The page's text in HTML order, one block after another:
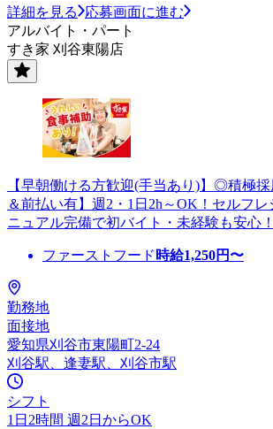
詳細を見る
応募画面に進む
アルバイト・パート
すき家 刈谷東陽店
【早朝働ける方歓迎(手当あり)】◎積極
＆前払い有】週2・1日2h～OK！セルフ
ニュアル完備で初バイト・未経験も安心
ファーストフード 時給1,250円〜
勤務地
面接地
愛知県刈谷市東陽町2-24
刈谷駅、逢妻駅、刈谷市駅
シフト
1日2時間 週2日からOK